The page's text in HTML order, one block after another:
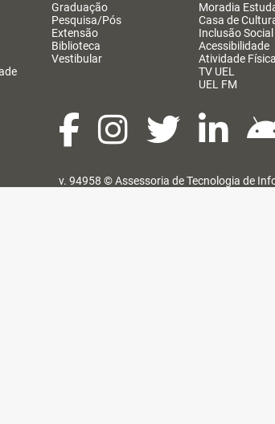
Graduação
Pesquisa/Pós
Extensão
Biblioteca
Vestibular
Moradia
Casa de
Inclusão Social
Acessibilidade
Atividade Física
TV UEL
UEL FM
v. 94958 ©Assessoria de Tecnologia de